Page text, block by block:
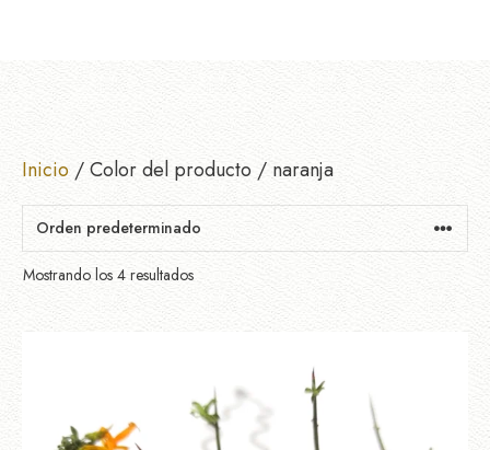
Inicio / Color del producto / naranja
Mostrando los 4 resultados